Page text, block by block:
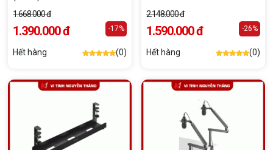
1.668.000 đ
1.390.000 đ -17%
Hết hàng (0)
2.148.000 đ
1.590.000 đ -26%
Hết hàng (0)